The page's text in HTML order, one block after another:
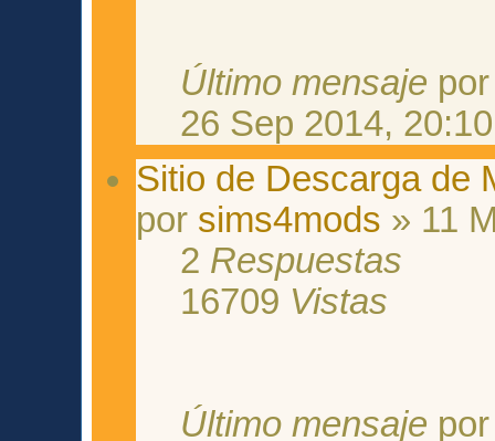
Último mensaje
26 Sep 2014, 20:10
Sitio de Descarga de
por sims4mods » 11
2 Respuestas
16709 Vistas
Último mensaje